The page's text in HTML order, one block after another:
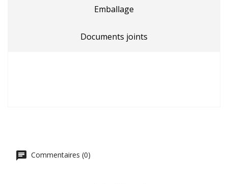
Emballage
Documents joints
Commentaires (0)